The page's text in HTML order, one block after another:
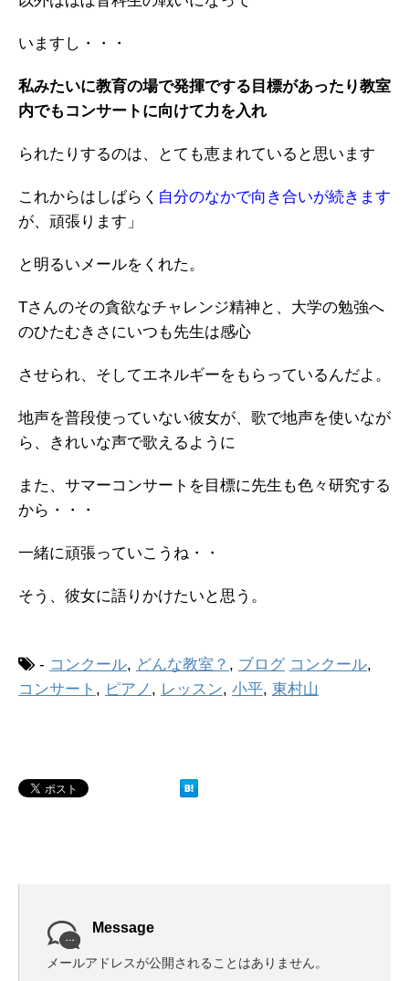
いますし・・・
私みたいに教育の場で発揮でする目標があったり教室
内でもコンサートに向けて力を入れ
られたりするのは、とても恵まれていると思います
これからはしばらく 自分のなかで向き合いが続きます
が、頑張ります」
と明るいメールをくれた。
Tさんのその貪欲なチャレンジ精神と、大学の勉強へ
のひたむきさにいつも先生は感心
させられ、そしてエネルギーをもらっているんだよ。
地声を普段使っていない彼女が、歌で地声を使いなが
ら、きれいな声で歌えるように
また、サマーコンサートを目標に先生も色々研究する
から・・・
一緒に頑張っていこうね・・
そう、彼女に語りかけたいと思う。
- コンクール, どんな教室？ , ブログ コンクール,
コンサート , ピアノ , レッスン, 小平, 東村山
Message
メールアドレスが公開されることはありません。